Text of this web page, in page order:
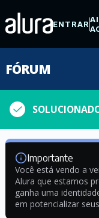
ENTRAR
FÓRUM
Importante
Você está vendo a
Alura que estamos
ganha uma
em potencializar